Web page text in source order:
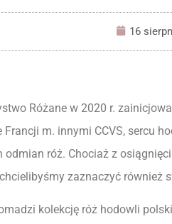
16
Różane w 2020 r.
m. innymi CCVS, sercu
odmian róż. Chociaż z
zaznaczyć również
kolekcję róż hodowli